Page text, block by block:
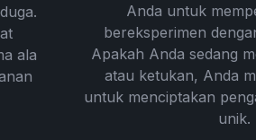
ala
Anda untuk
bereksperimen
Apakah Anda sedang
atau ketukan, Anda
untuk menciptakan
unik.